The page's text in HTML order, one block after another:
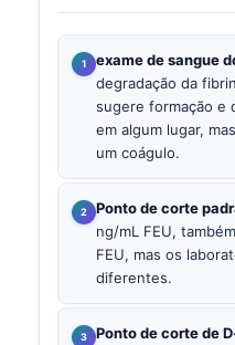
exame de sangue
degradação da
sugere formação e
em algum lugar,
um coágulo.
Ponto de corte
ng/mL FEU,
FEU, mas os
diferentes.
Ponto de corte de